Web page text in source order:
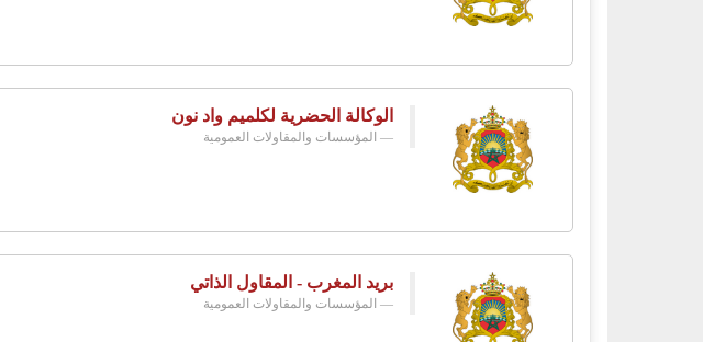
الوكالة الحضرية لكلميم واد نون
المؤسسات والمقاولات العمومية
بريد المغرب - المقاول الذاتي
المؤسسات والمقاولات العمومية